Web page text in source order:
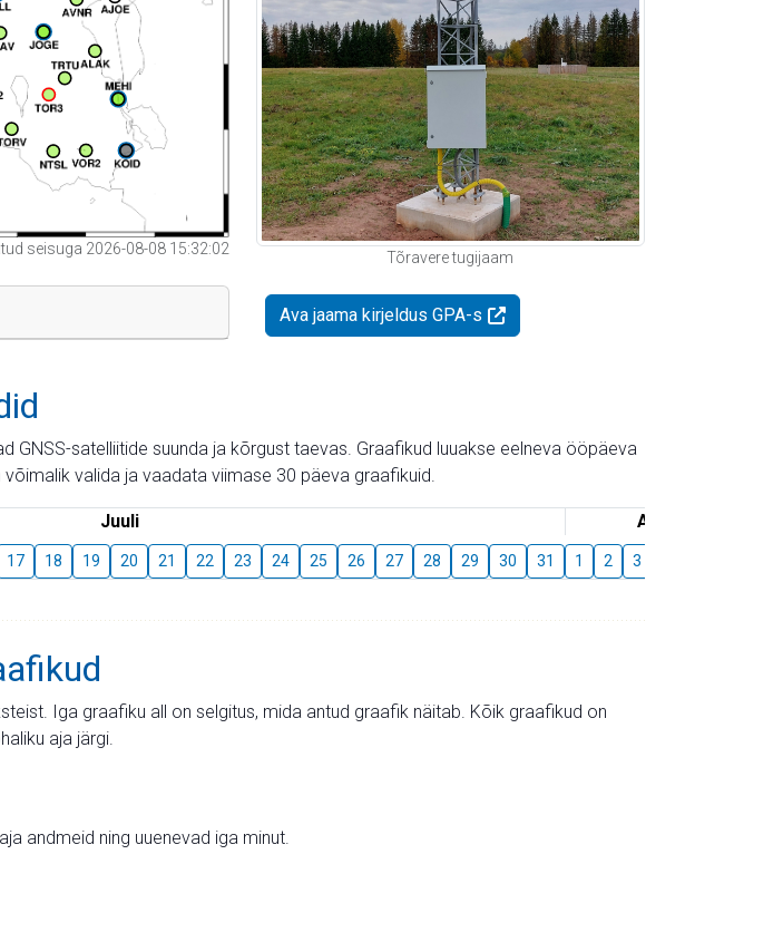
seisuga 2026-08-08 15:32:02
Tõravere tugijaam
Ava jaama kirjeldus GPA-s
GNSS-satelliitide suunda ja kõrgust taevas. Graafikud luuakse eelneva ööpäeva
valida ja vaadata viimase 30 päeva graafikuid.
Juuli August
17 18 19 20 21 22 23 24 25 26 27 28 29 30 31 1 2 3
Iga graafiku all on selgitus, mida antud graafik näitab. Kõik graafikud on
aja järgi.
andmeid ning uuenevad iga minut.